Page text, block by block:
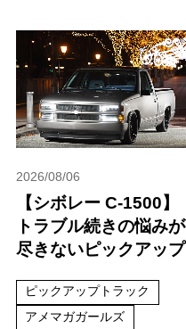
2026/08/06
【シボレー C-1500】
トラブル続きの悩みが
尽きないピックアップ
ピックアップトラック
アメマガガールズ